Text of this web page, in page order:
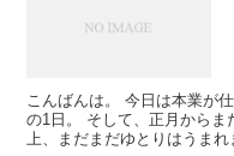
こんばんは。 今日は本業が
の1日。 そして、正月から
上、まだまだゆとりはうま